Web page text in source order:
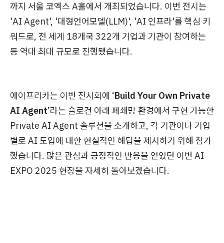
까지 서울 코엑스 A홀에서 개최되었습니다. 이번 전시는
'AI Agent', '대형언어모델(LLM)', 'AI 인프라'를 핵심 키
워드로, 전 세계 18개국 322개 기업과 기관이 참여하는
등 역대 최대 규모로 진행됐습니다.
에이프리카는 이번 전시회에 ‘Build Your Own Private
AI Agent’라는 슬로건 아래 폐쇄망 환경에서 구현 가능한
Private AI Agent 솔루션을 소개하고, 각 기관이나 기업
별로 AI 도입에 대한 현실적인 해답을 제시하기 위해 참가
했습니다. 많은 관심과 긍정적인 반응을 얻었던 이번 AI
EXPO 2025 현장을 자세히 돌아보겠습니다.